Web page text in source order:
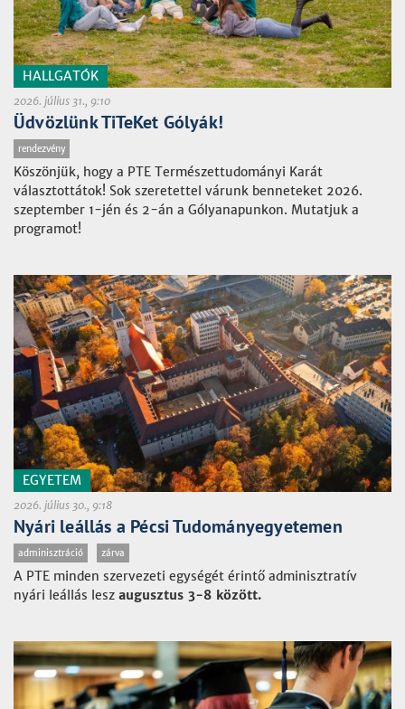
HALLGATÓK
2026. július 31., 9:10
Üdvözlünk TiTeKet Gólyák!
rendezvény
Köszönjük, hogy a PTE Természettudományi Karát
választottátok! Sok szeretettel várunk benneteket 2026.
szeptember 1-jén és 2-án a Gólyanapunkon. Mutatjuk a
programot!
EGYETEM
2026. július 30., 9:18
Nyári leállás a Pécsi Tudományegyetemen
adminisztráció zárva
A PTE minden szervezeti egységét érintő adminisztratív
nyári leállás lesz augusztus 3-8 között.